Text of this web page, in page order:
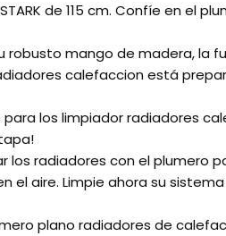
de 115 cm. Confíe en el
su robusto mango de madera,
calefaccion está
para los limpiador radiadores
los radiadores con el plumero
el aire. Limpie ahora su
plano radiadores de